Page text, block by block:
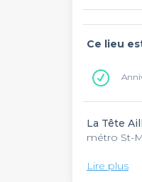
Ce lieu
La Tête
métro St-
Cet
Lire plus